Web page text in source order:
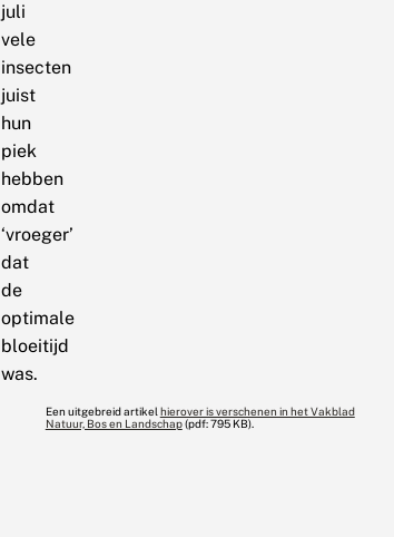
juli
vele
insecten
juist
hun
piek
hebben
omdat
‘vroeger’
dat
de
optimale
bloeitijd
was.
Een uitgebreid artikelhierover is verschenen in het Vakblad
Natuur, Bos en Landschap(pdf: 795 KB).